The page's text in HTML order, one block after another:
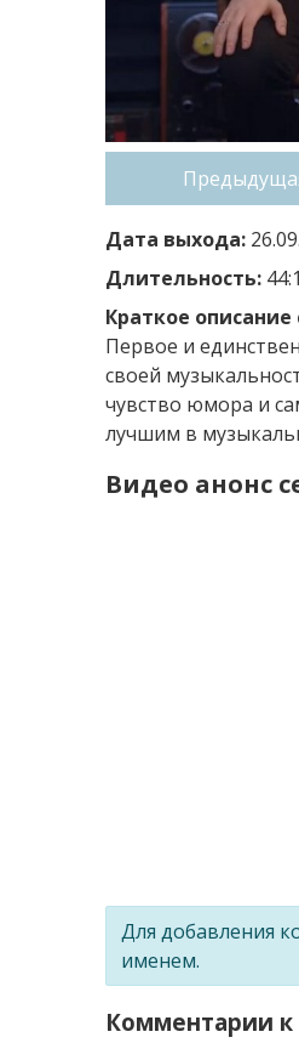
Дата выхода:
Длительность:
Краткое описание
Первое и
своей
чувство юмора и
лучшим в
Видео анонс
Для добавления
именем.
Комментарии к